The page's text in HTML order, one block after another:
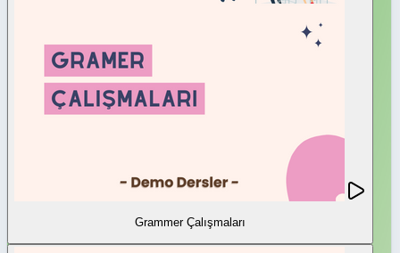
Grammer Çalışmaları